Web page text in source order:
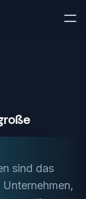
sind das